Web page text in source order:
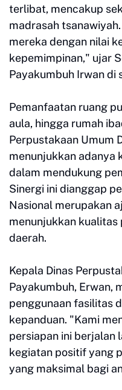
terlibat, mencakup
madrasah
mereka dengan nilai
kepemimpinan," ujar
Payakumbuh Irwan di
Pemanfaatan ruang
aula, hingga rumah
Perpustakaan Umum
menunjukkan adanya
dalam mendukung
Sinergi ini dianggap
Nasional merupakan
menunjukkan
daerah.
Kepala Dinas
Payakumbuh, Erwan,
penggunaan fasilitas
kepanduan. "Kami
persiapan ini berjalan
kegiatan positif yang
yang maksimal bagi